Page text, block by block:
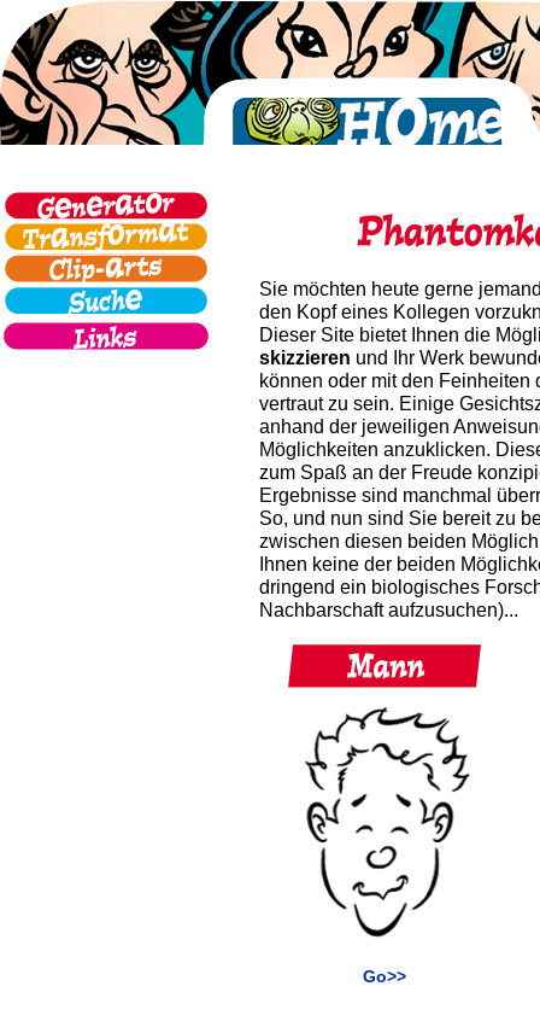
Sie möchten heute gerne
den Kopf eines Kollegen
Dieser Site bietet Ihnen die
skizzieren und Ihr Werk
können oder mit den Feinheiten
vertraut zu sein. Einige
anhand der jeweiligen
Möglichkeiten anzuklicken.
zum Spaß an der Freude
Ergebnisse sind manchmal
So, und nun sind Sie bereit zu
zwischen diesen beiden
Ihnen keine der beiden
dringend ein biologisches
Nachbarschaft aufzusuchen)...
Go>>